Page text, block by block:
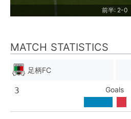
前半: 2-0
MATCH STATISTICS
足柄FC
3 Goals